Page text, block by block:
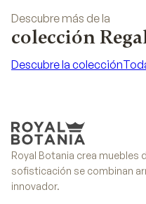
Descubre más de la
colección
Descubre la colección
Royal Botania crea muebles
sofisticación se combinan
innovador.